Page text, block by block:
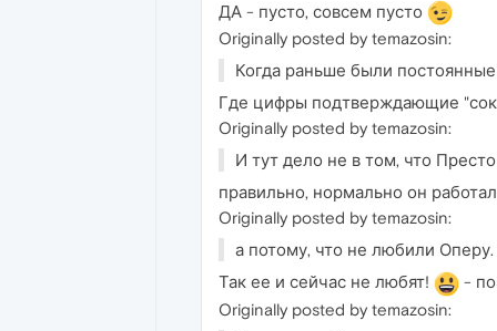
ДА - пусто, совсем пусто
Originally posted by temazosin:
Когда раньше были
Где цифры подтверждающие
Originally posted by temazosin:
И тут дело не в том, что
правильно, нормально он работал
Originally posted by temazosin:
а потому, что не любили Оперу.
Так ее и сейчас не любят!
-
Originally posted by temazosin: